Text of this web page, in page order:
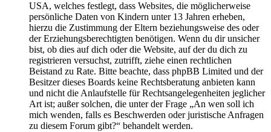
USA, welches festlegt, dass Websites, die möglicherweise
persönliche Daten von Kindern unter 13 Jahren erheben,
hierzu die Zustimmung der Eltern beziehungsweise des oder
der Erziehungsberechtigten benötigen. Wenn du dir unsicher
bist, ob dies auf dich oder die Website, auf der du dich zu
registrieren versuchst, zutrifft, ziehe einen rechtlichen
Beistand zu Rate. Bitte beachte, dass phpBB Limited und der
Besitzer dieses Boards keine Rechtsberatung anbieten kann
und nicht die Anlaufstelle für Rechtsangelegenheiten jeglicher
Art ist; außer solchen, die unter der Frage „An wen soll ich
mich wenden, falls es Beschwerden oder juristische Anfragen
zu diesem Forum gibt?“ behandelt werden.